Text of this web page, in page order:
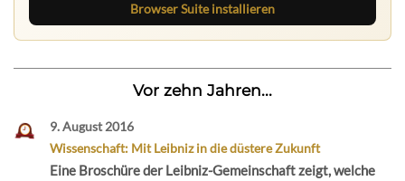
Browser Suite installieren
Vor zehn Jahren...
9. August 2016
Wissenschaft: Mit Leibniz in die düstere Zukunft
Eine Broschüre der Leibniz-Gemeinschaft zeigt, welche